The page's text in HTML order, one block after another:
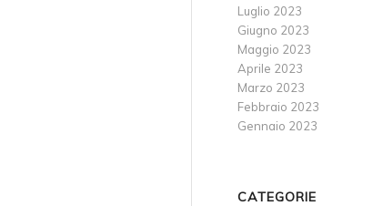
Luglio 2023
Giugno 2023
Maggio 2023
Aprile 2023
Marzo 2023
Febbraio 2023
Gennaio 2023
CATEGORIE